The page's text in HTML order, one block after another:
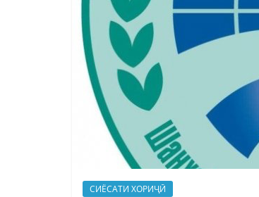
СИЁСАТИ ХОРИҶӢ